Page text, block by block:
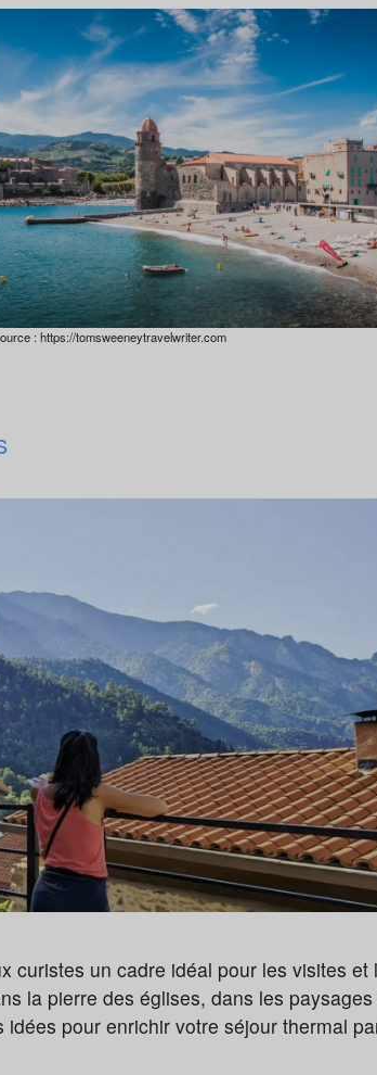
: https://tomsweeneytravelwriter.com
curistes un cadre idéal pour les visites et
la pierre des églises, dans les
pour enrichir votre séjour thermal